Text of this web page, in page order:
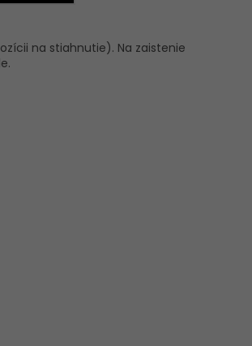
na stiahnutie). Na zaistenie